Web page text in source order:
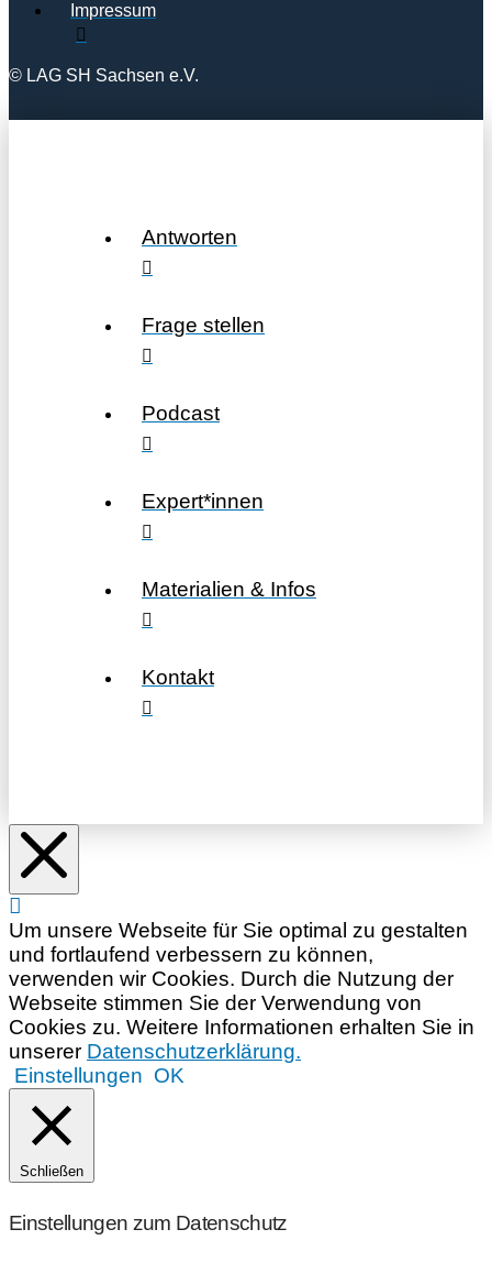
Impressum
© LAG SH Sachsen e.V.
Antworten
Frage stellen
Podcast
Expert*innen
Materialien & Infos
Kontakt
Um unsere Webseite für Sie optimal zu gestalten
und fortlaufend verbessern zu können,
verwenden wir Cookies. Durch die Nutzung der
Webseite stimmen Sie der Verwendung von
Cookies zu. Weitere Informationen erhalten Sie in
unserer Datenschutzerklärung.
Einstellungen OK
Schließen
Einstellungen zum Datenschutz